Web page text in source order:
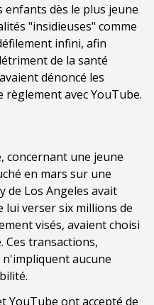
dès le plus jeune
"insidieuses" comme
infini, afin
de la santé
dénoncé les
avec YouTube.
concernant une jeune
en mars sur une
de Los Angeles avait
lui verser six millions de
visés, avaient choisi
Ces transactions,
aucune
YouTube ont accepté de